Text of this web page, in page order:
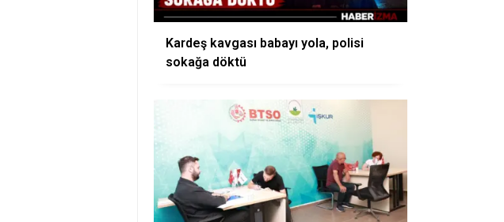
Kardeş kavgası babayı yola, polisi
sokağa döktü